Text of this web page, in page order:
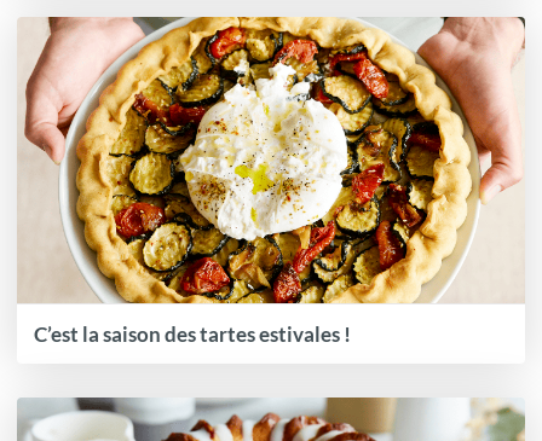
C’est la saison des tartes estivales !